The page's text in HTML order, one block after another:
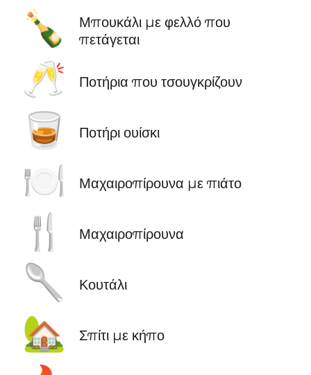
🍾
Μπουκάλι με φελλό που
πετάγεται
🥂 Ποτήρια που τσουγκρίζουν
🥃 Ποτήρι ουίσκι
🍽️ Μαχαιροπίρουνα με πιάτο
🍴 Μαχαιροπίρουνα
🥄 Κουτάλι
🏡 Σπίτι με κήπο